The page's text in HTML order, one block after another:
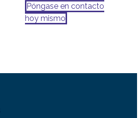
Póngase en contacto
hoy mismo